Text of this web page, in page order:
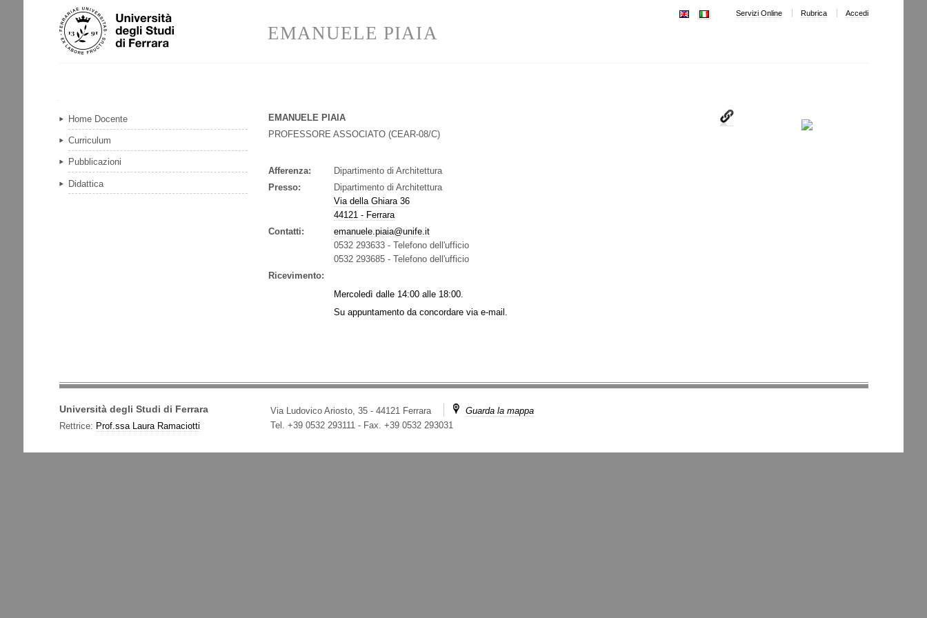
Salta
ai
contenuti.
Strumenti
personali
EMANUELE PIAIA
Servizi Online Rubrica Accedi
EMANUELE PIAIA
PROFESSORE ASSOCIATO(CEAR-08/C)
Afferenza:
Dipartimento di Architettura
Presso:
Dipartimento di Architettura
Via della Ghiara 36
44121 - Ferrara
Contatti:
emanuele.piaia@unife.it
0532 293633- Telefono dell'ufficio
0532 293685- Telefono dell'ufficio
Ricevimento:
Mercoledì dalle 14:00 alle 18:00.
Su appuntamento da concordare via e-mail.
Home Docente
Curriculum
Pubblicazioni
Didattica
Università degli Studi di Ferrara
Rettrice: Prof.ssa Laura Ramaciotti
Via Ludovico Ariosto, 35 - 44121 Ferrara
Guarda la mappa
Tel. +39 0532 293111- Fax. +39 0532 293031